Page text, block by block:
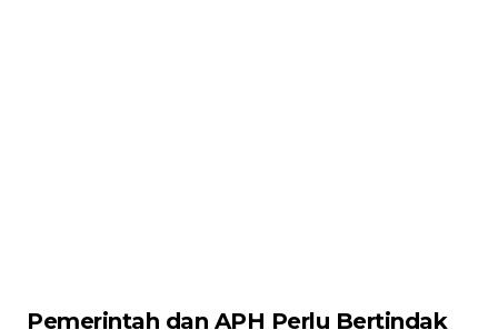
Pemerintah dan APH Perlu Bertindak